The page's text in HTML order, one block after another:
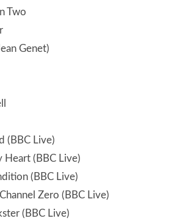
Two
Genet)
(BBC Live)
Heart (BBC Live)
(BBC Live)
Zero (BBC Live)
(BBC Live)